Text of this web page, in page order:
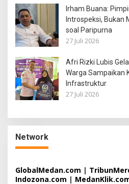
Irham Buana:
Introspeksi, Bukan
soal Paripurna
27 Juli 2026
Afri Rizki Lubis
Warga Sampaikan
Infrastruktur
27 Juli 2026
Network
GlobalMedan.com |
Indozona.com |